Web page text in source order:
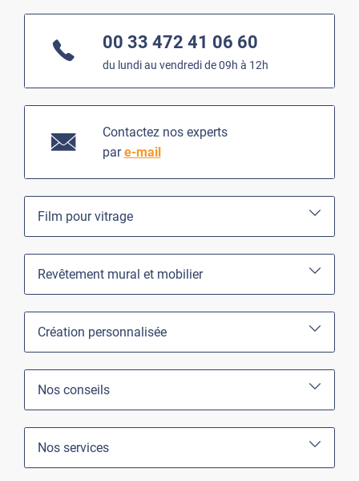
00 33 472 41 06 60
du lundi au vendredi de 09h à 12h
Contactez nos experts
pare-mail
Film pour vitrage
Revêtement mural et mobilier
Création personnalisée
Nos conseils
Nos services